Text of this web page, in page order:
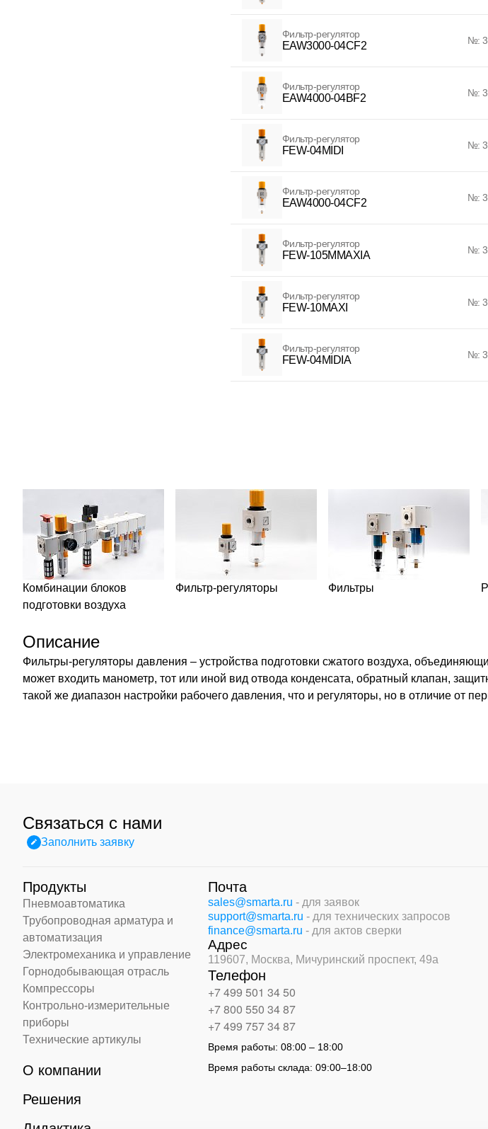
Фильтр-регулятор
EAW3000-04CF2 №:
Фильтр-регулятор
EAW4000-04BF2 №:
Фильтр-регулятор
FEW-04MIDI №:
Фильтр-регулятор
EAW4000-04CF2 №:
Фильтр-регулятор
FEW-105MMAXIA №:
Фильтр-регулятор
FEW-10MAXI №:
Фильтр-регулятор
FEW-04MIDIA №:
Комбинации блоков
подготовки воздуха
Фильтр-регуляторы Фильтры
Описание
Фильтры-регуляторы давления – устройства подготовки сжатого воздуха,
может входить манометр, тот или иной вид отвода конденсата, обратный клапан,
такой же диапазон настройки рабочего давления, что и регуляторы, но в отличие от
Связаться с нами
Заполнить заявку
Продукты
Пневмоавтоматика
Трубопроводная арматура и
автоматизация
Электромеханика и управление
Горнодобывающая отрасль
Компрессоры
Контрольно-измерительные
приборы
Технические артикулы
О компании
Решения
Почта
sales@smarta.ru - для заявок
support@smarta.ru - для технических запросов
finance@smarta.ru - для актов сверки
Адрес
119607, Москва, Мичуринский проспект, 49а
Телефон
+7 499 501 34 50
+7 800 550 34 87
+7 499 757 34 87
Время работы:08:00 – 18:00
Время работы склада:09:00–18:00